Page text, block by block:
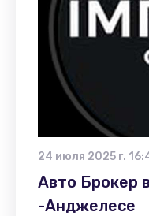
24 июля 2025 г.
Авто Брокер
-Анджелесе